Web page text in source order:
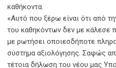
καθήκοντα.
«Αυτό που ξέρω είναι ότι από
του καθηκόντων δεν με κάλεσε
με ρωτήσει οποιεσδήποτε
σύστημα αξιολόγησης. Σαφώς
τέτοια δήλωση του νέου μας